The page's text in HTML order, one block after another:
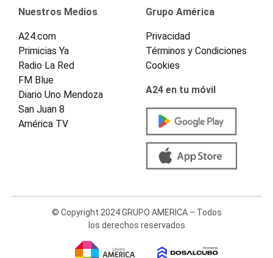
Nuestros Medios
A24.com
Primicias Ya
Radio La Red
FM Blue
Diario Uno Mendoza
San Juan 8
América TV
Grupo América
Privacidad
Términos y Condiciones
Cookies
A24 en tu móvil
© Copyright 2024 GRUPO AMERICA – Todos
los derechos reservados